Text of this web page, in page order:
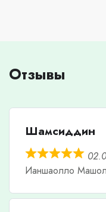
Отзывы
Шамсиддин
Ианшаолло